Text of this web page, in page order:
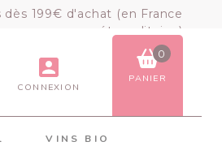
199€ d'achat (en France
métropolitaine)
CONNEXION
0
PANIER
COMMANDER
VINS BIO